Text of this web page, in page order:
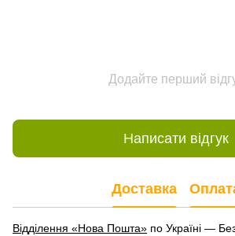
Додайте перший
Написати відгук
Доставка
Відділення «Нова Пошта» по Україні —